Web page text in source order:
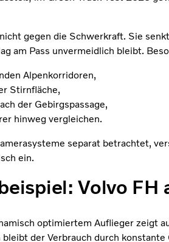
gegen die Schwerkraft. Sie
am Pass unvermeidlich bleibt.
Alpenkorridoren,
Stirnfläche,
der Gebirgspassage,
hinweg vergleichen.
separat betrachtet,
ein.
Volvo FH
optimiertem Auflieger zeigt
der Verbrauch durch